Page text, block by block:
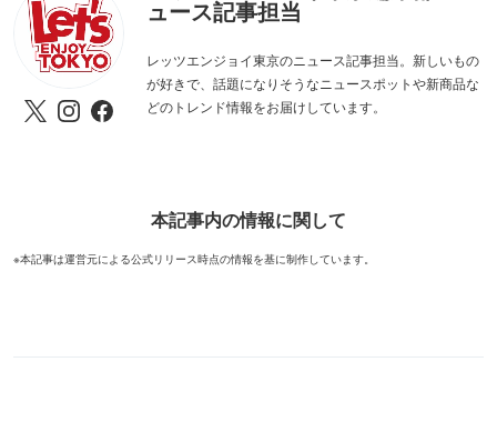
ュース記事担当
レッツエンジョイ東京のニュース記事担当。新しいもの
が好きで、話題になりそうなニュースポットや新商品な
どのトレンド情報をお届けしています。
本記事内の情報に関して
※本記事は運営元による公式リリース時点の情報を基に制作しています。